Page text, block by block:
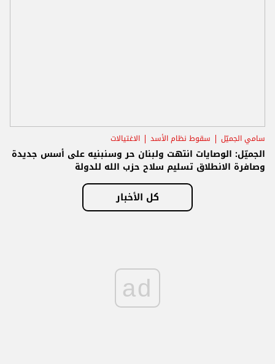
سامي الجميّل سقوط نظام الأسد الاغتيالات
الجميّل: الوصايات انتهت ولبنان حر وسنبنيه على أسس جديدة
وصافرة الانطلاق تسليم سلاح حزب الله للدولة
كل الأخبار
ad